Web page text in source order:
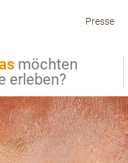
möchten
erleben?
Presse